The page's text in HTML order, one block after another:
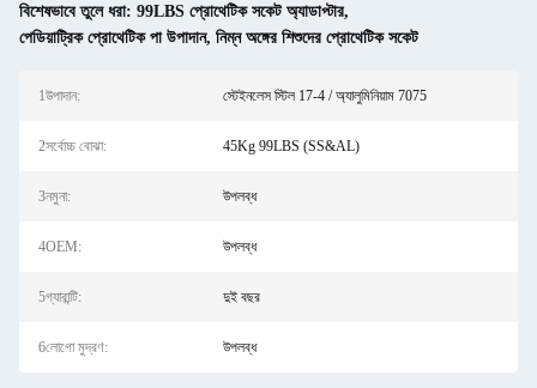
বিশেষভাবে তুলে ধরা: 99LBS প্রোথেটিক সকেট অ্যাডাপ্টার,
পেডিয়াট্রিক প্রোথেটিক পা উপাদান, নিম্ন অঙ্গের শিশুদের প্রোথেটিক সকেট
1উপাদান: স্টেইনলেস স্টিল 17-4 / অ্যালুমিনিয়াম 7075
2সর্বোচ্চ বোঝা: 45Kg 99LBS (SS&AL)
3নমুনা: উপলব্ধ
4OEM: উপলব্ধ
5গ্যারান্টি: দুই বছর
6লোগো মুদ্রণ: উপলব্ধ